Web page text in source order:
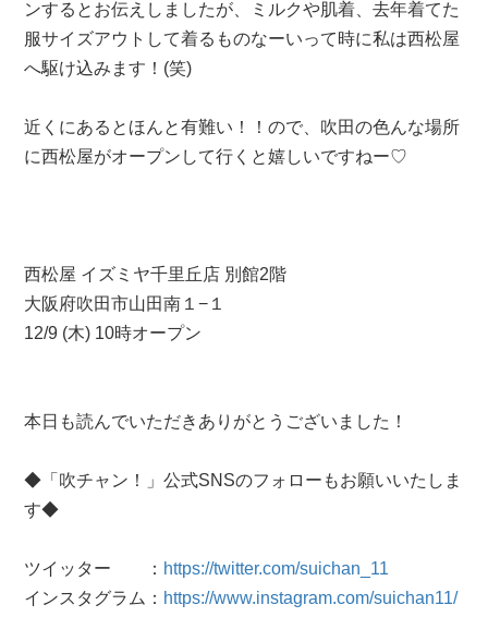
ンするとお伝えしましたが、ミルクや肌着、去年着てた
服サイズアウトして着るものなーいって時に私は西松屋
へ駆け込みます！(笑)
近くにあるとほんと有難い！！ので、吹田の色んな場所
に西松屋がオープンして行くと嬉しいですねー♡
西松屋 イズミヤ千里丘店 別館2階
大阪府吹田市山田南１−１
12/9 (木) 10時オープン
本日も読んでいただきありがとうございました！
◆「吹チャン！」公式SNSのフォローもお願いいたしま
す◆
ツイッター ： https://twitter.com/suichan_11
インスタグラム： https://www.instagram.com/suichan11/